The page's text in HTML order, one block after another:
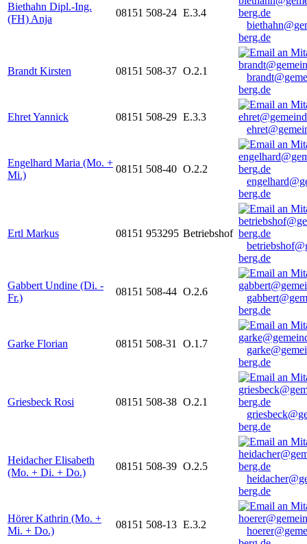
Biethahn Dipl.-Ing.
(FH) Anja
08151 508-24 E.3.4
berg.de
Brandt Kirsten 08151 508-37 O.2.1
berg.de
Ehret Yannick 08151 508-29 E.3.3
Engelhard Maria (Mo. +
Mi.)
08151 508-40 O.2.2
berg.de
Ertl Markus 08151 953295 Betriebshof
berg.de
Gabbert Undine (Di. -
Fr.)
08151 508-44 O.2.6
berg.de
Garke Florian 08151 508-31 O.1.7
berg.de
Griesbeck Rosi 08151 508-38 O.2.1
berg.de
Heidacher Elisabeth
(Mo. + Di. + Do.)
08151 508-39 O.2.5
berg.de
Hörer Kathrin (Mo. +
Mi. + Do.)
08151 508-13 E.3.2